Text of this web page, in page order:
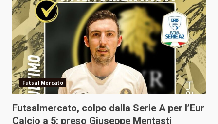
Futsal Mercato
Futsalmercato, colpo dalla Serie A per l’Eur
Calcio a 5: preso Giuseppe Mentasti